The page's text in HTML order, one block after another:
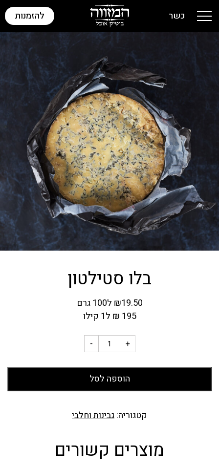
להזמנות
כשר
בלו סטילטון
₪19.50
ל100 גרם
195
₪ ל1 קילו
- +
הוספה לסל
קטגוריה:גבינות וחלבי
מוצרים קשורים